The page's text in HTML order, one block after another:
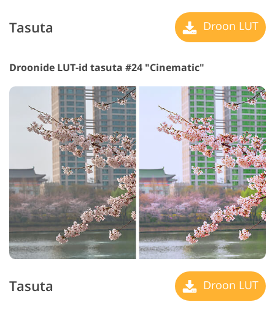
Tasuta Droon LUT
Droonide LUT-id tasuta #24 "Cinematic"
Tasuta Droon LUT